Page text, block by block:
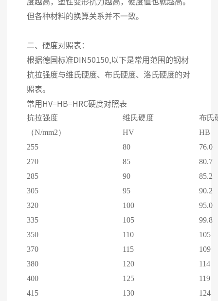
但各种材料的换算关系并不一致。
二、硬度对照表：
根据德国标准DIN50150,以下是常用范围的钢材
抗拉强度与维氏硬度、布氏硬度、洛氏硬度的对
照表。
常用HV=HB=HRC硬度对照表
抗拉强度
（N/mm2）
维氏硬度
HV
布氏
HB
255
80
76.0
270
85
80.7
285
90
85.2
305
95
90.2
320
100
95.0
335
105
99.8
350
110
105
370
115
109
380
120
114
400
125
119
415
130
124